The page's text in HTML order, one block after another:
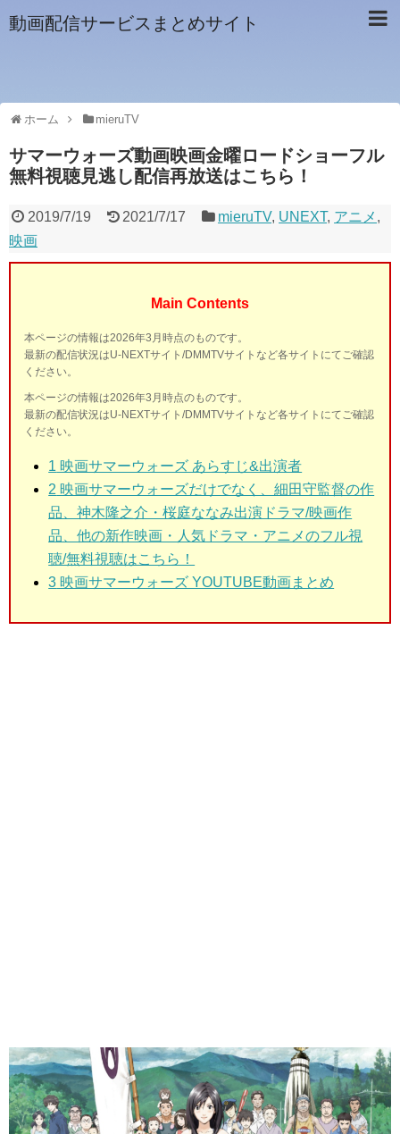
動画配信サービスまとめサイト
ホーム mieruTV
サマーウォーズ動画映画金曜ロードショーフル
無料視聴見逃し配信再放送はこちら！
2019/7/19 2021/7/17 mieruTV, UNEXT, アニメ ,
映画
Main Contents
本ページの情報は2026年3月時点のものです。
最新の配信状況はU-NEXTサイト/DMMTVサイトなど各サイトにてご確認
ください。
本ページの情報は2026年3月時点のものです。
最新の配信状況はU-NEXTサイト/DMMTVサイトなど各サイトにてご確認
ください。
1 映画サマーウォーズ あらすじ&出演者
2 映画サマーウォーズだけでなく、細田守監督の作
品、神木隆之介・桜庭ななみ出演ドラマ/映画作
品、他の新作映画・人気ドラマ・アニメのフル視
聴/無料視聴はこちら！
3 映画サマーウォーズ YOUTUBE動画まとめ